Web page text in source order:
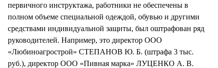
первичного инструктажа, работники не обеспечены в
полном объеме специальной одеждой, обувью и другими
средствами индивидуальной защиты, был оштрафован ряд
руководителей. Например, это директор ООО
«Любиноагрострой» СТЕПАНОВ Ю. Б. (штрафа 3 тыс.
руб.), директор ООО «Пивная марка» ЛУЦЕНКО А. В.